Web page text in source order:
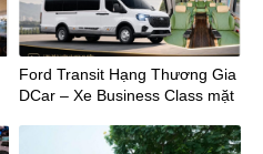
Ford Transit Hạng Thương Gia
DCar – Xe Business Class mặt